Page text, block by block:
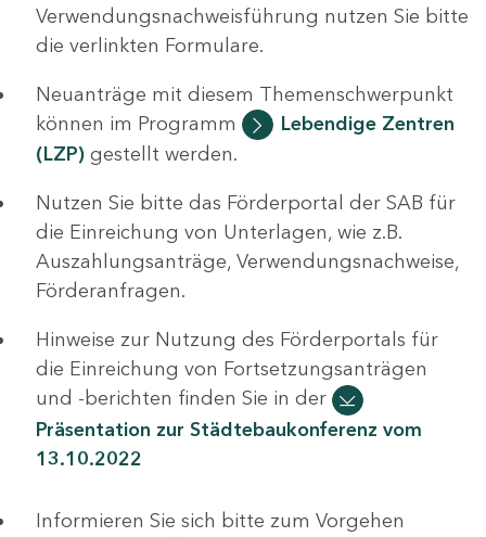
Verwendungsnachweisführung nutzen Sie bitte
die verlinkten Formulare.
Neuanträge mit diesem Themenschwerpunkt
können im Programm
Lebendige Zentren
(LZP) gestellt werden.
Nutzen Sie bitte das Förderportal der SAB für
die Einreichung von Unterlagen, wie z.B.
Auszahlungsanträge, Verwendungsnachweise,
Förderanfragen.
Hinweise zur Nutzung des Förderportals für
die Einreichung von Fortsetzungsanträgen
und -berichten finden Sie in der
Präsentation zur Städtebaukonferenz vom
13.10.2022
Informieren Sie sich bitte zum Vorgehen